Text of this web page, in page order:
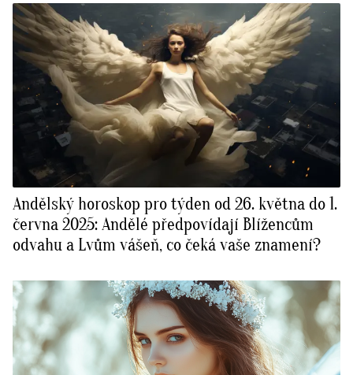
Andělský horoskop pro týden od 26. května do 1.
června 2025: Andělé předpovídají Blížencům
odvahu a Lvům vášeň, co čeká vaše znamení?